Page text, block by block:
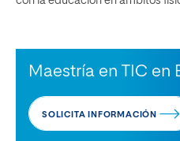
Maestría en TIC en
SOLICITA INFORMACIÓN